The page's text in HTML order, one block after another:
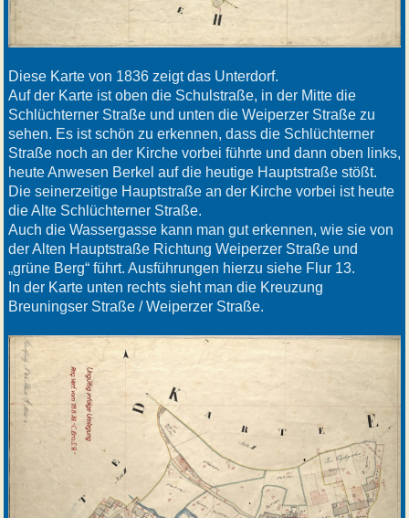
Diese Karte von 1836 zeigt das Unterdorf.
Auf der Karte ist oben die Schulstraße, in der Mitte die
Schlüchterner Straße und unten die Weiperzer Straße zu
sehen. Es ist schön zu erkennen, dass die Schlüchterner
Straße noch an der Kirche vorbei führte und dann oben links,
heute Anwesen Berkel auf die heutige Hauptstraße stößt.
Die seinerzeitige Hauptstraße an der Kirche vorbei ist heute
die Alte Schlüchterner Straße.
Auch die Wassergasse kann man gut erkennen, wie sie von
der Alten Hauptstraße Richtung Weiperzer Straße und
„grüne Berg“ führt. Ausführungen hierzu siehe Flur 13.
In der Karte unten rechts sieht man die Kreuzung
Breuningser Straße / Weiperzer Straße.